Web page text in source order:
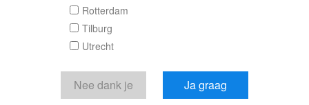
Door een bericht te sturen kom je in contact met de
aanbieder of makelaar van de woning.
Rotterdam
Tilburg
Utrecht
Nee dank je Ja graag